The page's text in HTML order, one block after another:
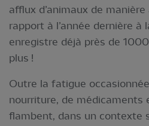
afflux d’animaux de
rapport à l’année dernière à
enregistre déjà près de
plus !
Outre la fatigue
nourriture, de médicaments
flambent, dans un contexte